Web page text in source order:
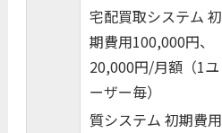
宅配買取システム 初
期費用100,000円、
20,000円/月額（1ユ
ーザー毎）
質システム 初期費用